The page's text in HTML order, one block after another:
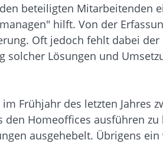
beteiligten Mitarbeitenden
hilft. Von der
Oft jedoch fehlt dabei der
solcher Lösungen und
Frühjahr des letzten Jahres
Homeoffices ausführen
ausgehebelt. Übrigens ein